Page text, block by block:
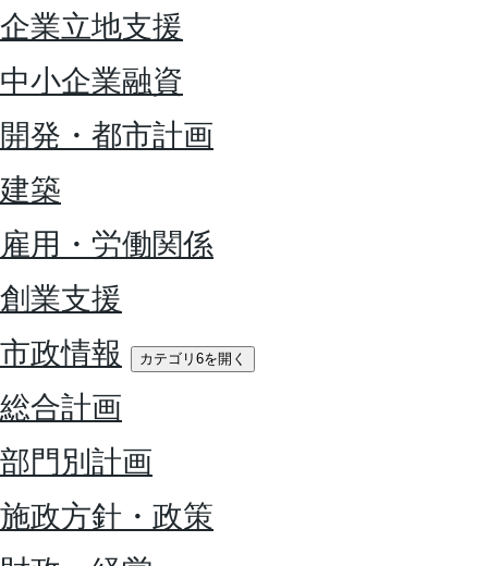
企業立地支援
中小企業融資
開発・都市計画
建築
雇用・労働関係
創業支援
市政情報
カテゴリ6を開く
総合計画
部門別計画
施政方針・政策